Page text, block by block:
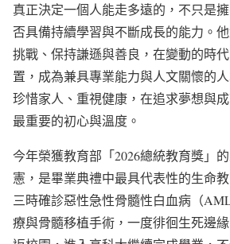
真正決定一個人能走多遠的，不只是
否具備持續學習與不斷成長的能力。
挑戰、保持謙遜與善良，在變動的時
置，成為兼具專業能力與人文關懷的
珍惜家人、重視健康，在追求夢想與
最重要的初心與溫度。
今年榮獲教育部「2026總統教育獎」
憲，是畢業典禮中最具代表性的生命
三時確診惡性急性骨髓性白血病（
療與骨髓移植手術，一度徘徊生死邊